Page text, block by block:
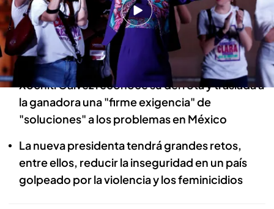
Clauida Sheinbaum ha ganado las elecciones
de México con una amplia ventaja sobre la
opositora Xóchitl Gálvez
Xóchitl Gálvez reconoce su derrota y traslada a
la ganadora una "firme exigencia" de
"soluciones" a los problemas en México
La nueva presidenta tendrá grandes retos,
entre ellos, reducir la inseguridad en un país
golpeado por la violencia y los feminicidios